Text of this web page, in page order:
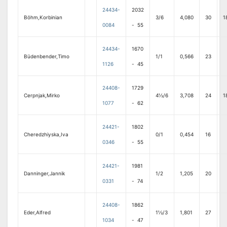
Böhm,Korbinian
24434-
0084
2032
- 55
3/6 4,080 30
Büdenbender,Timo
24434-
1126
1670
- 45
1/1 0,566 23
Cerpnjak,Mirko
24408-
1077
1729
- 62
4½/6 3,708 24
Cheredzhiyska,Iva
24421-
0346
1802
- 55
0/1 0,454 16
Danninger,Jannik
24421-
0331
1981
- 74
1/2 1,205 20
Eder,Alfred
24408-
1034
1862
- 47
1½/3 1,801 27